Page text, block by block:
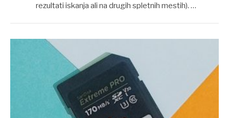
rezultati iskanja ali na drugih spletnih mestih). …